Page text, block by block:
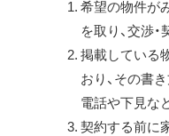
希望の物件が
を取り、交渉
掲載している
おり、その書
電話や下見な
契約する前に